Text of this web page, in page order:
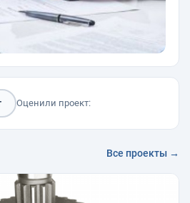
Оценили проект:
Все проекты →